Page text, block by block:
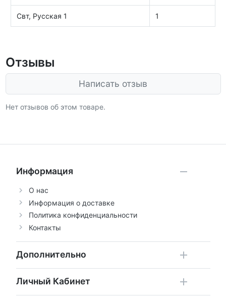
Свт, Русская 1 1
Отзывы
Написать отзыв
Нет отзывов об этом товаре.
Информация
О нас
Информация о доставке
Политика конфиденциальности
Контакты
Дополнительно
Личный Кабинет